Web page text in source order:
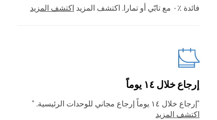
فائدة ٪٠ مع تابّي أو تمارا. اكتشف المزيد اكتشف المزيد
إرجاع خلال ١٤ يوماً
"إرجاع خلال ١٤ يوماً إرجاع مجاني للوحدات الرئيسية. "
اكتشف المزيد